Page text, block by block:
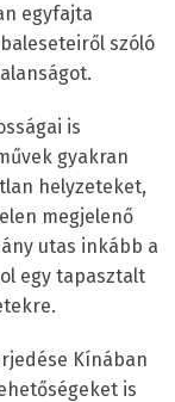
egyfajta
szóló
is
gyakran
helyzeteket,
megjelenő
utas inkább a
egy tapasztalt
Kínában
is